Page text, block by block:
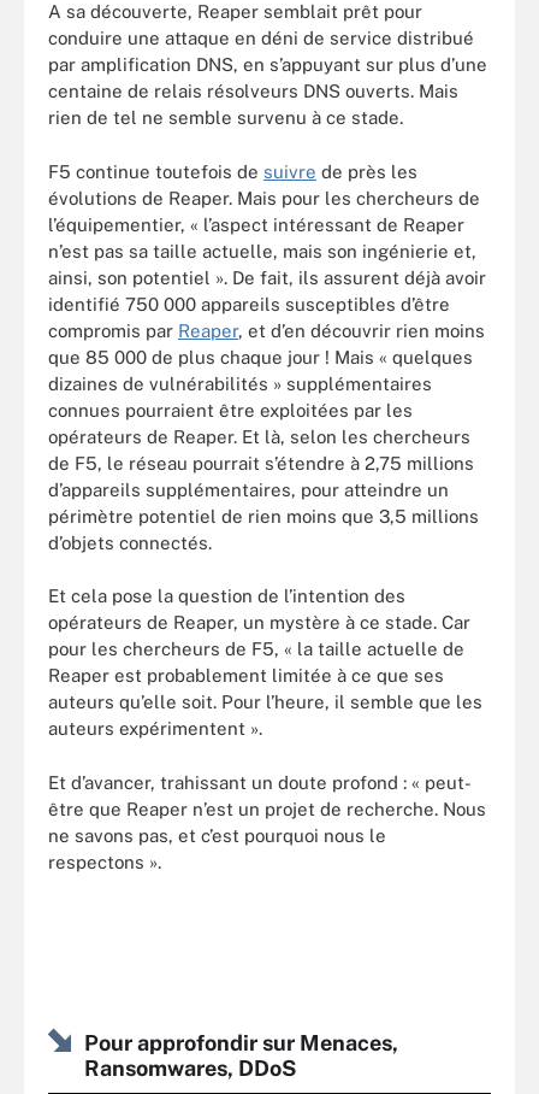
A sa découverte, Reaper semblait prêt pour
conduire une attaque en déni de service distribué
par amplification DNS, en s’appuyant sur plus d’une
centaine de relais résolveurs DNS ouverts. Mais
rien de tel ne semble survenu à ce stade.
F5 continue toutefois de suivre de près les
évolutions de Reaper. Mais pour les chercheurs de
l’équipementier, « l’aspect intéressant de Reaper
n’est pas sa taille actuelle, mais son ingénierie et,
ainsi, son potentiel ». De fait, ils assurent déjà avoir
identifié 750 000 appareils susceptibles d’être
compromis par Reaper, et d’en découvrir rien moins
que 85 000 de plus chaque jour ! Mais « quelques
dizaines de vulnérabilités » supplémentaires
connues pourraient être exploitées par les
opérateurs de Reaper. Et là, selon les chercheurs
de F5, le réseau pourrait s’étendre à 2,75 millions
d’appareils supplémentaires, pour atteindre un
périmètre potentiel de rien moins que 3,5 millions
d’objets connectés.
Et cela pose la question de l’intention des
opérateurs de Reaper, un mystère à ce stade. Car
pour les chercheurs de F5, « la taille actuelle de
Reaper est probablement limitée à ce que ses
auteurs qu’elle soit. Pour l’heure, il semble que les
auteurs expérimentent ».
Et d’avancer, trahissant un doute profond : « peut-
être que Reaper n’est un projet de recherche. Nous
ne savons pas, et c’est pourquoi nous le
respectons ».
Pour approfondir sur Menaces,
Ransomwares, DDoS